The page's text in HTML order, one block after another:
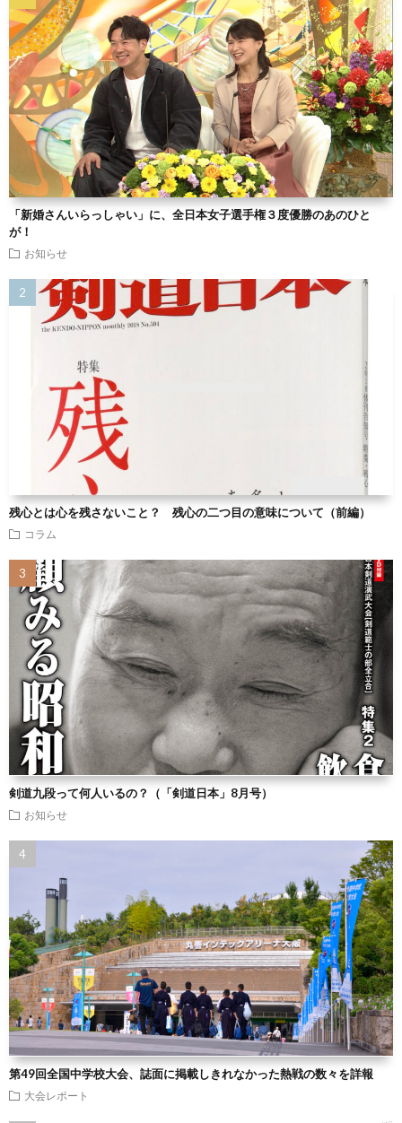
「新婚さんいらっしゃい」に、全日本女子選手権３度優勝のあのひと
が！
お知らせ
残心とは心を残さないこと？ 残心の二つ目の意味について（前編）
コラム
剣道九段って何人いるの？（「剣道日本」8月号）
お知らせ
第49回全国中学校大会、誌面に掲載しきれなかった熱戦の数々を詳報
大会レポート